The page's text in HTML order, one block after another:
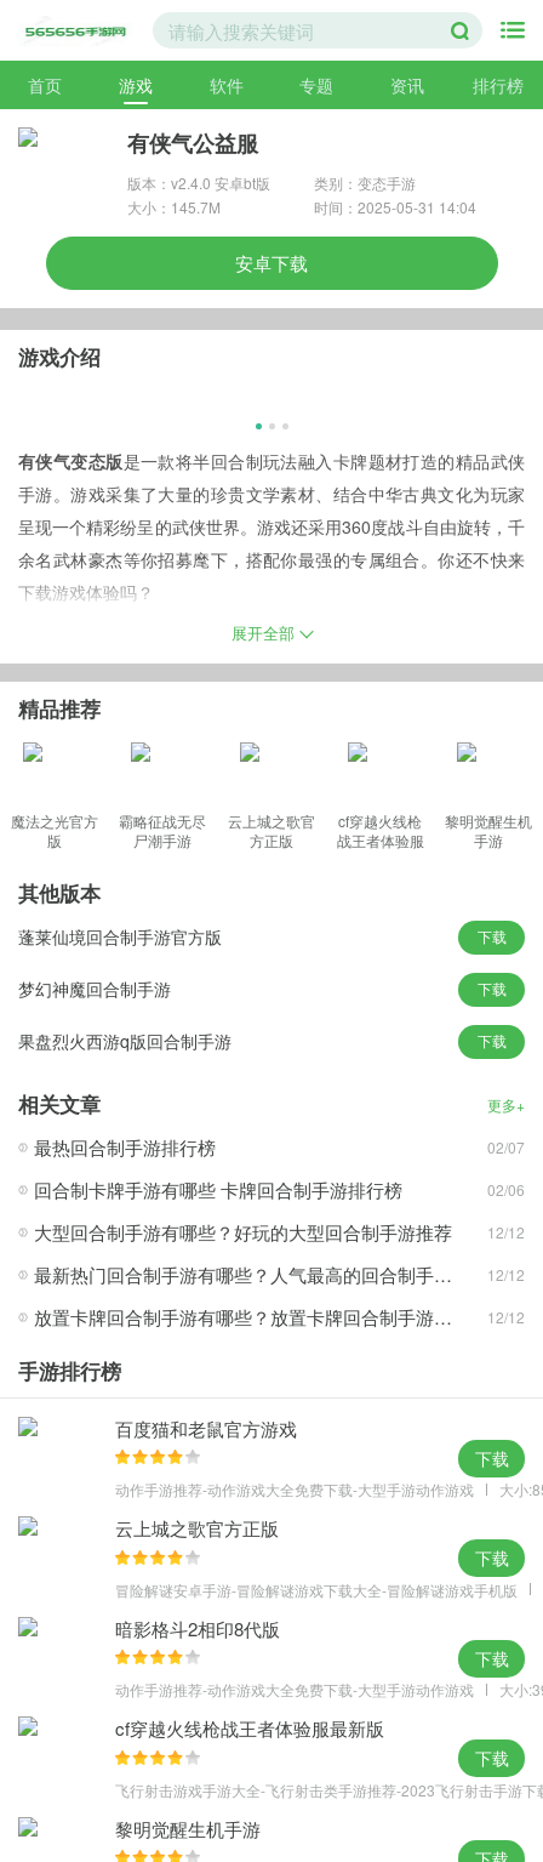
首页 游戏 软件 专题 资讯 排行榜
有侠气公益服
版本：v2.4.0 安卓bt版
类别：变态手游
大小：145.7M
时间：2025-05-31 14:04
安卓下载
游戏介绍
有侠气变态版是一款将半回合制玩法融入卡牌题材打造的精品武侠
手游。游戏采集了大量的珍贵文学素材、结合中华古典文化为玩家
呈现一个精彩纷呈的武侠世界。游戏还采用360度战斗自由旋转，千
余名武林豪杰等你招募麾下，搭配你最强的专属组合。你还不快来
下载游戏体验吗？
2、等级礼包:达到对应等级即可获得总元宝*82200，梅师姐侠魂*36
0。
3、各副本，主线任务奖励提高100%。
4、七日登录送四星超级侠客芷若姑娘，元宝*11776。
5、豪华签到：连续30天领取美貌无比，聪明盖世的美娇娘蓉儿，靖
7、购买月卡：每日登录领取2000元宝。
9、在线奖励；达到对应在线时间也可以获得若干元宝银锭体力哦！
侠客介绍
1、南院大王
他智勇双全、胆略过人、豪迈飒爽、不怒自威，一生有情有义，对
河，他提倡人道和平，选择为拯救世人而自我毁灭，是一个心系苍
生、悲天悯人、思想境界超越国界和民族的悲剧英雄。
技能介绍：
擒龙功：对敌方面前排造成外功伤害，并使敌方沉默无法使用技
能。
豪气无双：增加自身力量。
盖世英雄：增加自身生命。
2、大理世子
他博学多才，英俊善良，但又迂腐单纯，厌恶杀戮争斗，因不小心
闯入无量山的“琅环福地”中，从洞中一尊玉像处习得“凌波微步”和“北
六脉神剑：攻击敌方后排目标造成内功伤害。
凌波微步：增加我方全体速度，闪避。
本是少林寺内的无名小僧，性格木讷老实、但记性甚好。相貌丑
陋，浓眉大眼、鼻孔上翻，双耳招风、嘴唇甚厚，又不善于词令。
展开全部
精品推荐
魔法之光官方
版
霸略征战无尽
尸潮手游
云上城之歌官
方正版
cf穿越火线枪
战王者体验服
黎明觉醒生机
手游
其他版本
蓬莱仙境回合制手游官方版 下载
梦幻神魔回合制手游 下载
果盘烈火西游q版回合制手游 下载
相关文章 更多+
最热回合制手游排行榜 02/07
回合制卡牌手游有哪些 卡牌回合制手游排行榜 02/06
大型回合制手游有哪些？好玩的大型回合制手游推荐 12/12
最新热门回合制手游有哪些？人气最高的回合制手游排行榜 12/12
放置卡牌回合制手游有哪些？放置卡牌回合制手游推荐 12/12
手游排行榜
百度猫和老鼠官方游戏
动作手游推荐-动作游戏大全免费下载-大型手游动作游戏 大小
下载
云上城之歌官方正版
冒险解谜安卓手游-冒险解谜游戏下载大全-冒险解谜游戏手机版
下载
暗影格斗2相印8代版
动作手游推荐-动作游戏大全免费下载-大型手游动作游戏 大小
下载
cf穿越火线枪战王者体验服最新版
飞行射击游戏手游大全-飞行射击类手游推荐-2023飞行射击手游下
下载
黎明觉醒生机手游